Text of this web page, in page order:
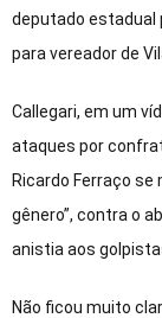
deputado estadual
para vereador de
Callegari, em um
ataques por
Ricardo Ferraço
gênero”, contra o
anistia aos
Não ficou muito